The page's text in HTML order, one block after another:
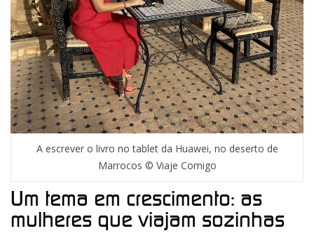
A escrever o livro no tablet da Huawei, no deserto de
Marrocos © Viaje Comigo
Um tema em crescimento: as
mulheres que viajam sozinhas